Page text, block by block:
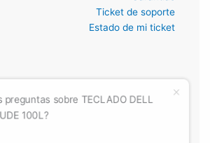
Ticket de soporte
Estado de mi ticket
preguntas sobre TECLADO DELL